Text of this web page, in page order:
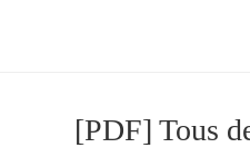
[PDF] Tous